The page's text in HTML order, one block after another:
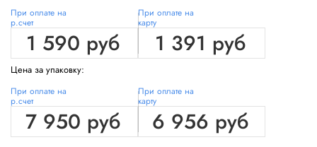
При оплате на
р.счет
1 590 руб
При оплате на
карту
1 391 руб
Цена за упаковку:
При оплате на
р.счет
7 950 руб
При оплате на
карту
6 956 руб